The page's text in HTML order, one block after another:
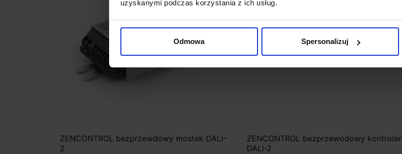
uzyskanymi podczas korzystania z ich usług.
Odmowa Spersonalizuj
ZENCONTROL bezprzewdowy mostek DALI-
2
ZENCONTROL bezprzewodowy kontroler
DALI-2